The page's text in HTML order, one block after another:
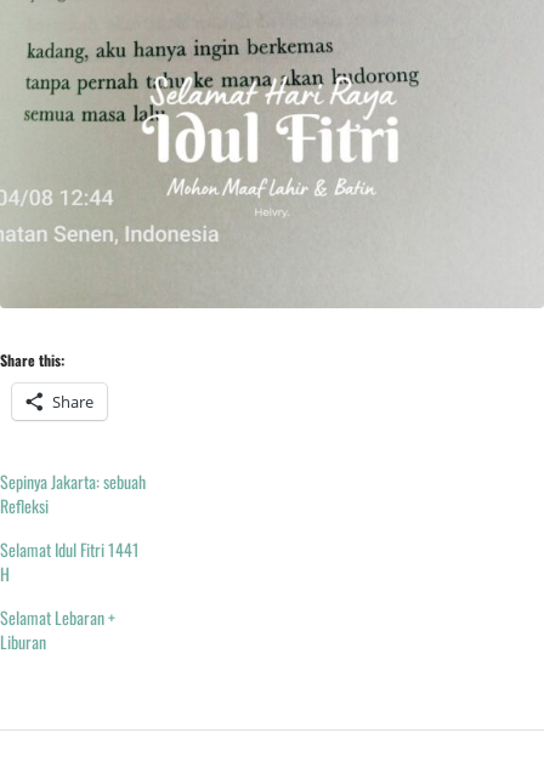
Share this:
Share
Sepinya Jakarta: sebuah
Refleksi
Selamat Idul Fitri 1441
H
Selamat Lebaran +
Liburan